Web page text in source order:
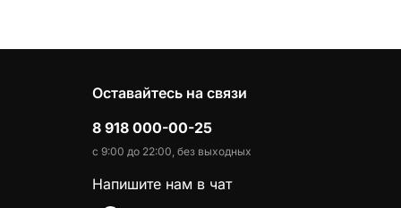
Оставайтесь на связи
8 918 000-00-25
с 9:00 до 22:00, без выходных
Напишите нам в чат